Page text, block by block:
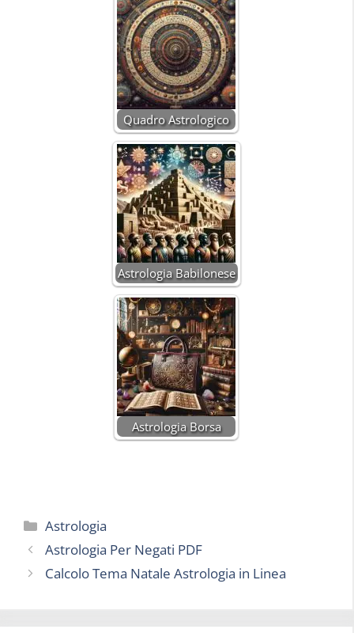
Quadro Astrologico
Astrologia Babilonese
Astrologia Borsa
Categorie
Astrologia
Astrologia Per Negati PDF
Calcolo Tema Natale Astrologia in Linea